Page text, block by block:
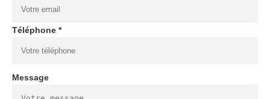
Téléphone *
Message